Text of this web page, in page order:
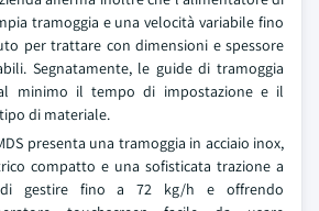
tramoggia e una velocità variabile fino
per trattare con dimensioni e spessore
Segnatamente, le guide di tramoggia
minimo il tempo di impostazione e il
di materiale.
presenta una tramoggia in acciaio inox,
compatto e una sofisticata trazione a
di gestire fino a 72 kg/h e offrendo